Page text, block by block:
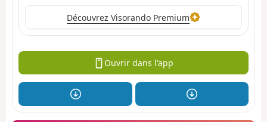
Découvrez Visorando Premium
Ouvrir dans l'app